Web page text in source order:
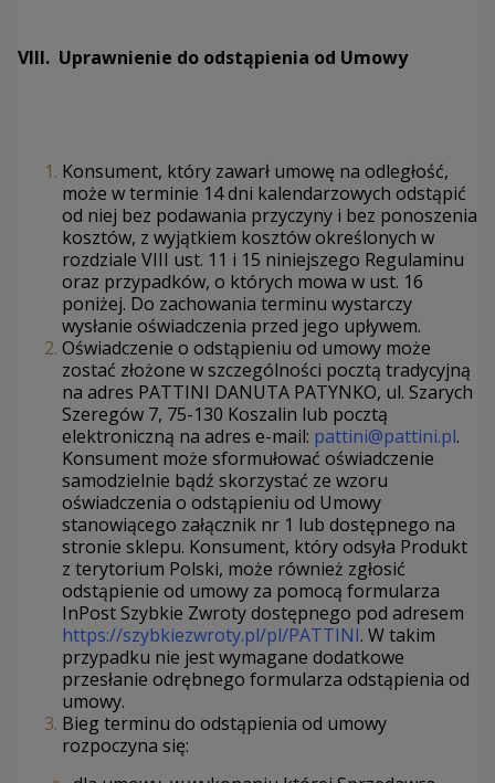
VIII. Uprawnienie do odstąpienia od Umowy
Konsument, który zawarł umowę na odległość,
może w terminie 14 dni kalendarzowych odstąpić
od niej bez podawania przyczyny i bez ponoszenia
kosztów, z wyjątkiem kosztów określonych w
rozdziale VIII ust. 11 i 15 niniejszego Regulaminu
oraz przypadków, o których mowa w ust. 16
poniżej. Do zachowania terminu wystarczy
wysłanie oświadczenia przed jego upływem.
Oświadczenie o odstąpieniu od umowy może
zostać złożone w szczególności pocztą tradycyjną
na adres PATTINI DANUTA PATYNKO, ul. Szarych
Szeregów 7, 75-130 Koszalin lub pocztą
elektroniczną na adres e-mail: pattini@pattini.pl.
Konsument może sformułować oświadczenie
samodzielnie bądź skorzystać ze wzoru
oświadczenia o odstąpieniu od Umowy
stanowiącego załącznik nr 1 lub dostępnego na
stronie sklepu. Konsument, który odsyła Produkt
z terytorium Polski, może również zgłosić
odstąpienie od umowy za pomocą formularza
InPost Szybkie Zwroty dostępnego pod adresem
https://szybkiezwroty.pl/pl/PATTINI. W takim
przypadku nie jest wymagane dodatkowe
przesłanie odrębnego formularza odstąpienia od
umowy.
Bieg terminu do odstąpienia od umowy
rozpoczyna się: